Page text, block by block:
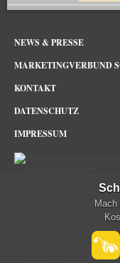
NEWS & PRESSE
MARKETINGVERBUND
KONTAKT
DATENSCHUTZ
IMPRESSUM
Schlösserland Sachsen
Mach